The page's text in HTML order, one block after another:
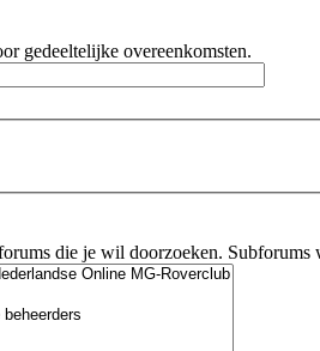
gedeeltelijke overeenkomsten.
die je wil doorzoeken.